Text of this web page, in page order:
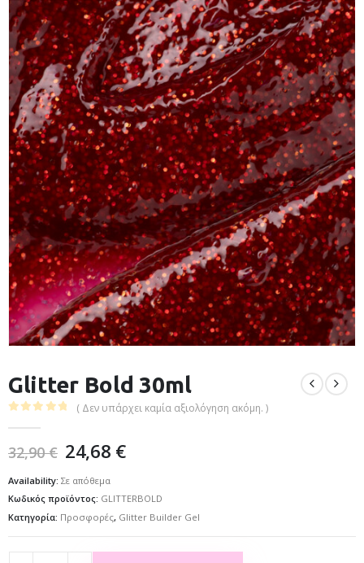
Glitter Bold 30ml
( Δεν υπάρχει καμία αξιολόγηση ακόμη. )
32,90€ 24,68 €
Availability: Σε απόθεμα
Κωδικός προϊόντος: GLITTERBOLD
Κατηγορία: Προσφορές, Glitter Builder Gel